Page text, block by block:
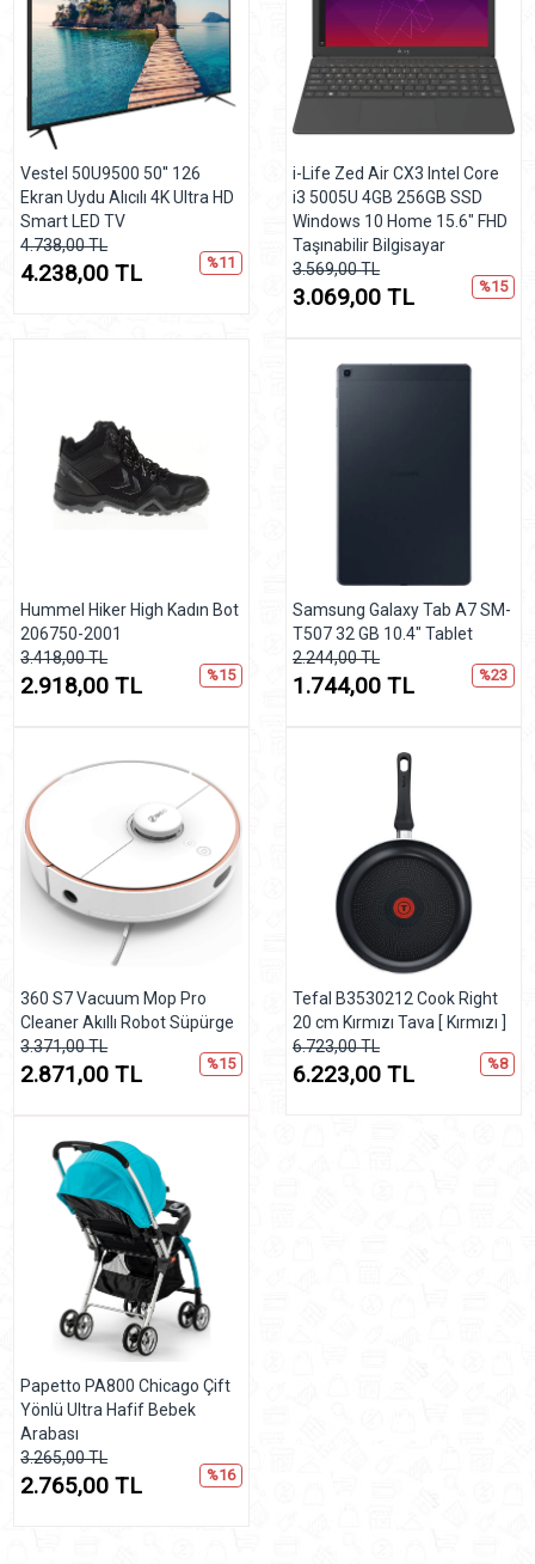
Vestel 50U9500 50'' 126
Ekran Uydu Alıcılı 4K Ultra HD
Smart LED TV
4.738,00 TL
%11
4.238,00 TL
i-Life Zed Air CX3 Intel Core
i3 5005U 4GB 256GB SSD
Windows 10 Home 15.6" FHD
Taşınabilir Bilgisayar
3.569,00 TL
%15
3.069,00 TL
Hummel Hiker High Kadın Bot
206750-2001
3.418,00 TL
%15
2.918,00 TL
Samsung Galaxy Tab A7 SM-
T507 32 GB 10.4" Tablet
2.244,00 TL
%23
1.744,00 TL
360 S7 Vacuum Mop Pro
Cleaner Akıllı Robot Süpürge
3.371,00 TL
%15
2.871,00 TL
Tefal B3530212 Cook Right
20 cm Kırmızı Tava [ Kırmızı ]
6.723,00 TL
%8
6.223,00 TL
Papetto PA800 Chicago Çift
Yönlü Ultra Hafif Bebek
Arabası
3.265,00 TL
%16
2.765,00 TL